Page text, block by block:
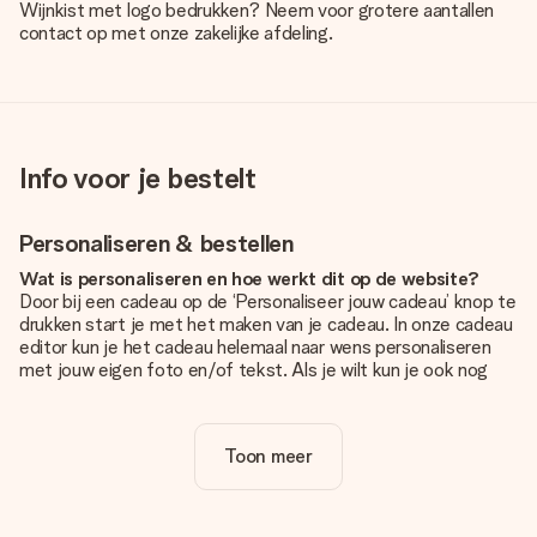
Wijnkist met logo bedrukken? Neem voor grotere aantallen
contact op met onze zakelijke afdeling.
Info voor je bestelt
Personaliseren & bestellen
Wat is personaliseren en hoe werkt dit op de website?
Door bij een cadeau op de ‘Personaliseer jouw cadeau’ knop te
drukken start je met het maken van je cadeau. In onze cadeau
editor kun je het cadeau helemaal naar wens personaliseren
met jouw eigen foto en/of tekst. Als je wilt kun je ook nog
Is personalisatie in de prijs inbegrepen?
De prijs die op de website wordt getoond is inclusief de
Toon meer